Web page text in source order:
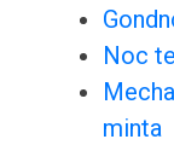
Noc
minta